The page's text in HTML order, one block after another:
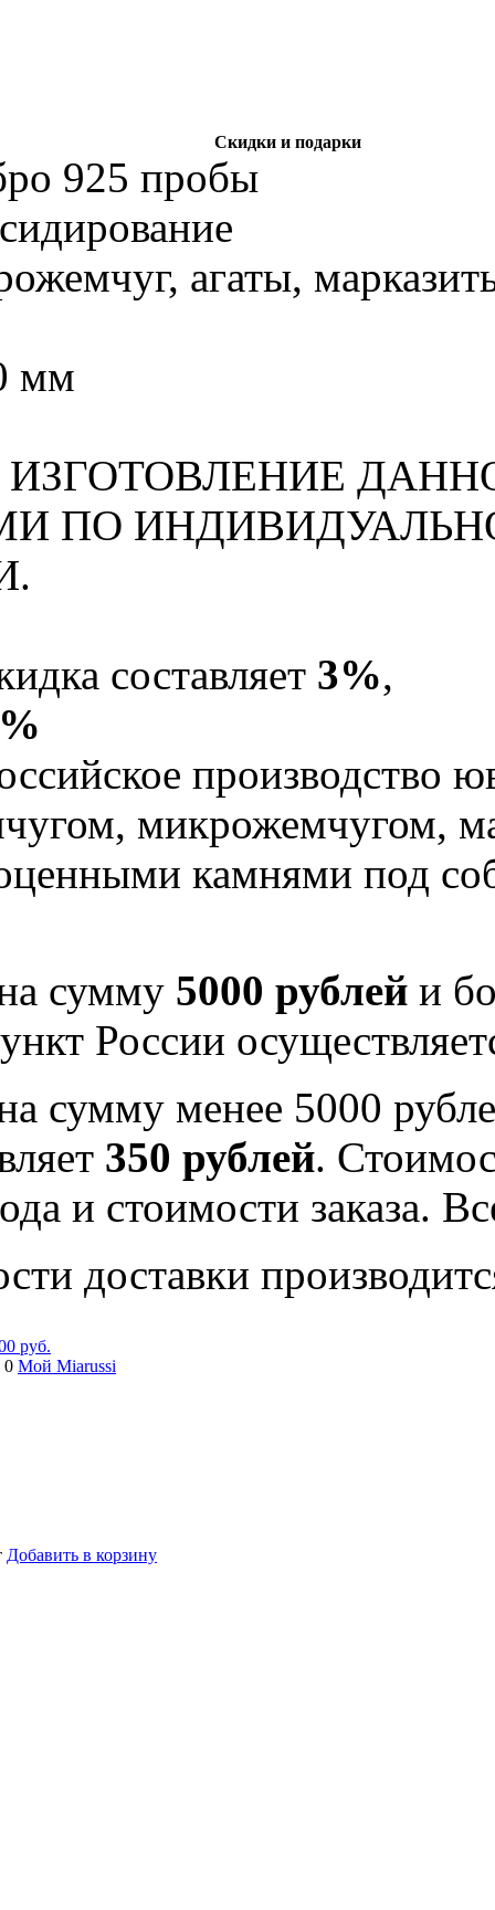
Скидки и подарки
925 пробы
агаты,
мм
ПО
составляет 3%,
производство
микрожемчугом,
камнями под
сумму 5000 рублей и
России
сумму менее 5000
350 рублей.
и стоимости заказа.
доставки
руб.
0 Мой Miarussi
Добавить в корзину